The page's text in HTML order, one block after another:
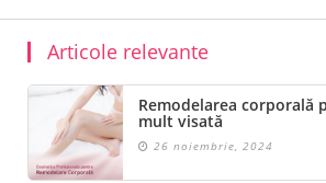
Articole relevante
Remodelarea corporală
mult visată
26 noiembrie, 2024